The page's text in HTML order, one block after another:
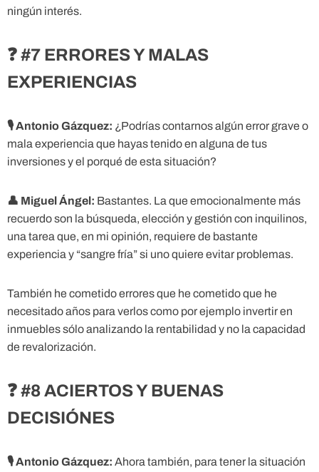
ningún interés.
❓ #7 ERRORES Y MALAS
EXPERIENCIAS
🎙Antonio Gázquez: ¿Podrías contarnos algún error grave o
mala experiencia que hayas tenido en alguna de tus
inversiones y el porqué de esta situación?
👤 Miguel Ángel: Bastantes. La que emocionalmente más
recuerdo son la búsqueda, elección y gestión con inquilinos,
una tarea que, en mi opinión, requiere de bastante
experiencia y “sangre fría” si uno quiere evitar problemas.
También he cometido errores que he cometido que he
necesitado años para verlos como por ejemplo invertir en
inmuebles sólo analizando la rentabilidad y no la capacidad
de revalorización.
❓ #8 ACIERTOS Y BUENAS
DECISIÓNES
🎙Antonio Gázquez: Ahora también, para tener la situación